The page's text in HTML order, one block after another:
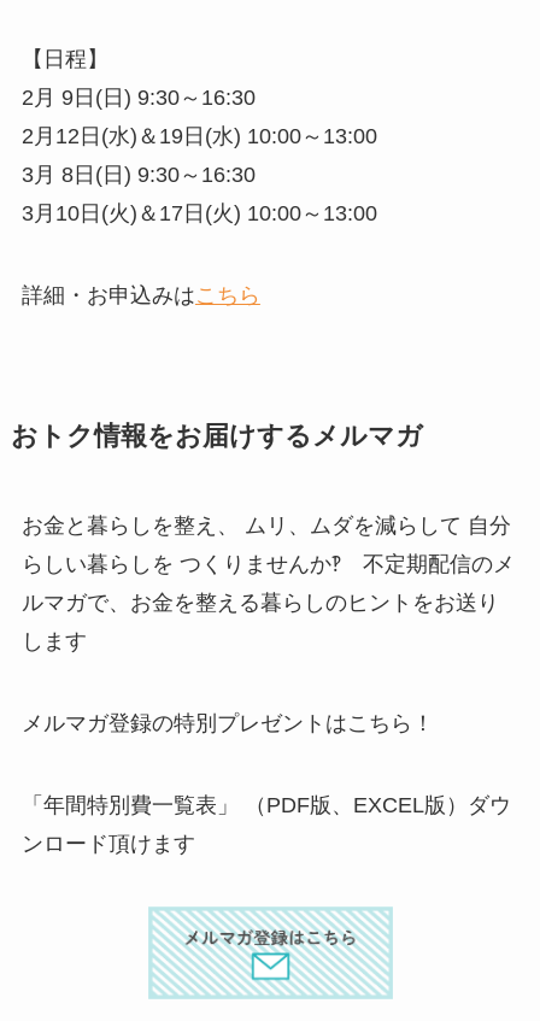
【日程】
2月 9日(日) 9:30～16:30
2月12日(水)＆19日(水) 10:00～13:00
3月 8日(日) 9:30～16:30
3月10日(火)＆17日(火) 10:00～13:00
詳細・お申込みはこちら
おトク情報をお届けするメルマガ
お金と暮らしを整え、 ムリ、ムダを減らして 自分
らしい暮らしを つくりませんか‽ 不定期配信のメ
ルマガで、お金を整える暮らしのヒントをお送り
します
メルマガ登録の特別プレゼントはこちら！
「年間特別費一覧表」 （PDF版、EXCEL版）ダウ
ンロード頂けます